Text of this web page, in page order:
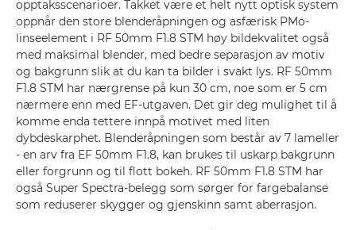
opptaksscenarioer. Takket være et helt nytt optisk system
oppnår den store blenderåpningen og asfærisk PMo-
linseelement i RF 50mm F1.8 STM høy bildekvalitet også
med maksimal blender, med bedre separasjon av motiv
og bakgrunn slik at du kan ta bilder i svakt lys. RF 50mm
F1.8 STM har nærgrense på kun 30 cm, noe som er 5 cm
nærmere enn med EF-utgaven. Det gir deg mulighet til å
komme enda tettere innpå motivet med liten
dybdeskarphet. Blenderåpningen som består av 7 lameller
- en arv fra EF 50mm F1.8, kan brukes til uskarp bakgrunn
eller forgrunn og til flott bokeh. RF 50mm F1.8 STM har
også Super Spectra-belegg som sørger for fargebalanse
som reduserer skygger og gjenskinn samt aberrasjon.